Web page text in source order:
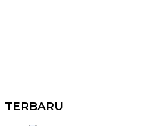
TERBARU